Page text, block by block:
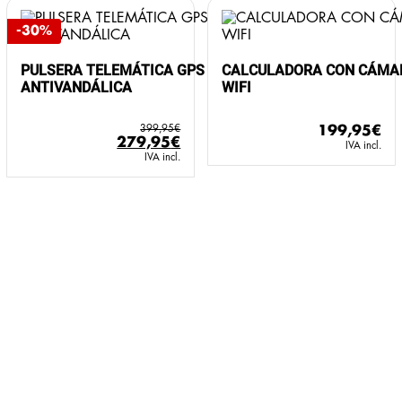
-30%
PULSERA TELEMÁTICA GPS
ANTIVANDÁLICA
399,95€
El
precio
original
279,95€
precio
actual
IVA incl.
CALCULADORA CON
WIFI
199,95€
IVA incl.